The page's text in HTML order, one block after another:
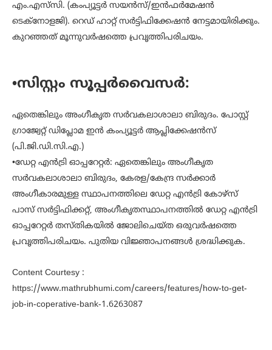
എം.എസ്‌സി. (കംപ്യൂട്ടര്‍ സയന്‍സ്/ഇന്‍ഫര്‍മേഷന്‍
ടെക്‌നോളജി). റെഡ് ഹാറ്റ് സര്‍ട്ടിഫിക്കേഷന്‍ നേട്ടമായിരിക്കും.
കുറഞ്ഞത് മൂന്നുവര്‍ഷത്തെ പ്രവൃത്തിപരിചയം.
•സിസ്റ്റം സൂപ്പര്‍വൈസര്‍:
ഏതെങ്കിലും അംഗീകൃത സര്‍വകലാശാലാ ബിരുദം. പോസ്റ്റ്
ഗ്രാജ്വേറ്റ് ഡിപ്ലോമ ഇന്‍ കംപ്യൂട്ടര്‍ ആപ്ലിക്കേഷന്‍സ്
(പി.ജി.ഡി.സി.എ.)
•ഡേറ്റ എന്‍ട്രി ഓപ്പറേറ്റര്‍: ഏതെങ്കിലും അംഗീകൃത
സര്‍വകലാശാലാ ബിരുദം, കേരള/കേന്ദ്ര സര്‍ക്കാര്‍
അംഗീകാരമുള്ള സ്ഥാപനത്തിലെ ഡേറ്റ എന്‍ട്രി കോഴ്‌സ്
പാസ് സര്‍ട്ടിഫിക്കറ്റ്, അംഗീകൃതസ്ഥാപനത്തില്‍ ഡേറ്റ എന്‍ട്രി
ഓപ്പറേറ്റര്‍ തസ്തികയില്‍ ജോലിചെയ്ത ഒരുവര്‍ഷത്തെ
പ്രവൃത്തിപരിചയം. പുതിയ വിജ്ഞാപനങ്ങള്‍ ശ്രദ്ധിക്കുക.
Content Courtesy :
https://www.mathrubhumi.com/careers/features/how-to-get-
job-in-coperative-bank-1.6263087